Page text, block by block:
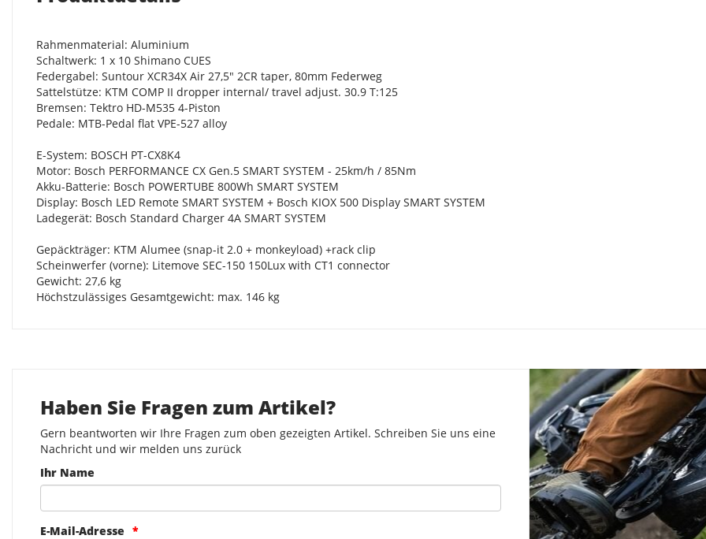
Rahmenmaterial: Aluminium
Schaltwerk: 1 x 10 Shimano CUES
Federgabel: Suntour XCR34X Air 27,5" 2CR taper, 80mm Federweg
Sattelstütze: KTM COMP II dropper internal/ travel adjust. 30.9 T:125
Bremsen: Tektro HD-M535 4-Piston
Pedale: MTB-Pedal flat VPE-527 alloy
E-System: BOSCH PT-CX8K4
Motor: Bosch PERFORMANCE CX Gen.5 SMART SYSTEM - 25km/h / 85Nm
Akku-Batterie: Bosch POWERTUBE 800Wh SMART SYSTEM
Display: Bosch LED Remote SMART SYSTEM + Bosch KIOX 500 Display SMART SYSTEM
Ladegerät: Bosch Standard Charger 4A SMART SYSTEM
Gepäckträger: KTM Alumee (snap-it 2.0 + monkeyload) +rack clip
Scheinwerfer (vorne): Litemove SEC-150 150Lux with CT1 connector
Gewicht: 27,6 kg
Höchstzulässiges Gesamtgewicht: max. 146 kg
Haben Sie Fragen zum Artikel?
Gern beantworten wir Ihre Fragen zum oben gezeigten Artikel. Schreiben Sie uns eine
Nachricht und wir melden uns zurück
Ihr Name
E-Mail-Adresse